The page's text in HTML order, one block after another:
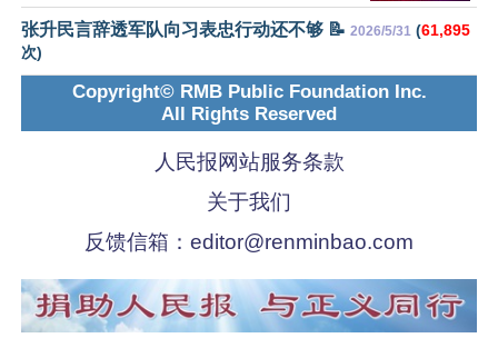
张升民言辞透军队向习表忠行动还不够 📝 2026/5/31 (61,895
次)
Copyright© RMB Public Foundation Inc.
All Rights Reserved
人民报网站服务条款
关于我们
反馈信箱： editor@renminbao.com